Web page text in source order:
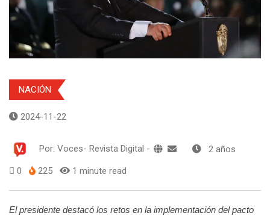
NACIÓN
2024-11-22
Por: Voces- Revista Digital - 2 años
0 225 1 minute read
El presidente destacó los retos en la implementación del pacto